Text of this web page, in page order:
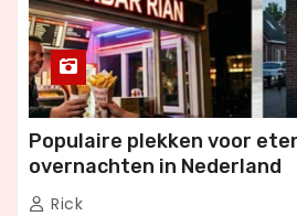
Populaire plekken voor
overnachten in Nederland
Rick